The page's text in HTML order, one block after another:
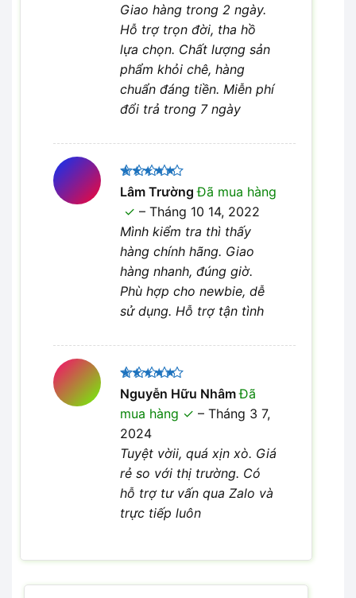
Giao hàng trong 2 ngày.
Hỗ trợ trọn đời, tha hồ
lựa chọn. Chất lượng sản
phẩm khỏi chê, hàng
chuẩn đáng tiền. Miễn phí
đổi trả trong 7 ngày
Được xếp
hạng 5
sao
Lâm TrườngĐã mua hàng
– Tháng 10 14, 2022
Mình kiểm tra thì thấy
hàng chính hãng. Giao
hàng nhanh, đúng giờ.
Phù hợp cho newbie, dễ
sử dụng. Hỗ trợ tận tình
Được xếp
hạng 5
sao
Nguyễn Hữu NhâmĐã
mua hàng
– Tháng 3 7,
2024
Tuyệt vờii, quá xịn xò. Giá
rẻ so với thị trường. Có
hỗ trợ tư vấn qua Zalo và
trực tiếp luôn